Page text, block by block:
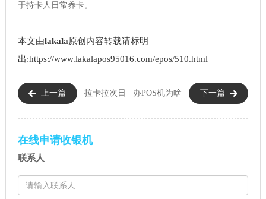
于持卡人日常养卡。
本文由lakala原创内容转载请标明
出:https://www.lakalapos95016.com/epos/510.html
上一篇 拉卡拉次日
机次日到账时间）
下一篇
办POS机为啥
在线申请收银机
联系人